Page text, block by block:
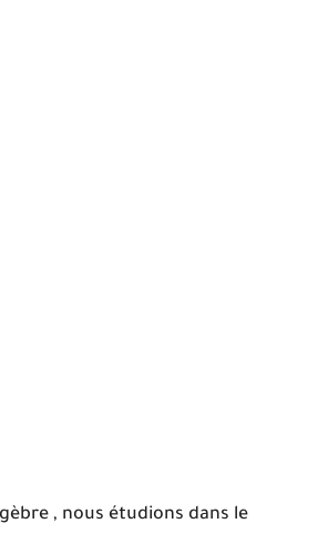
, nous étudions dans le